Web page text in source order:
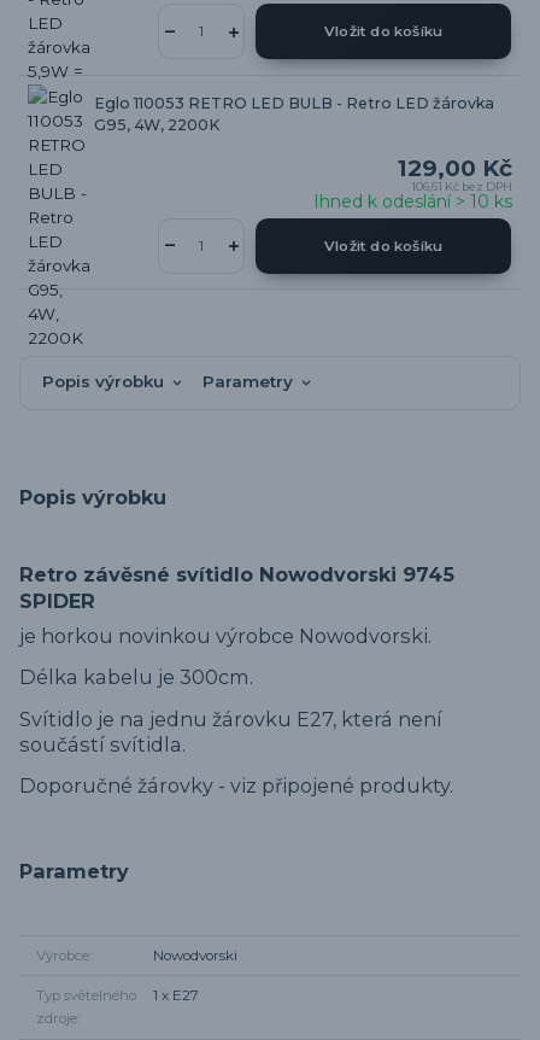
Vložit do košíku
Eglo 110053 RETRO LED BULB - Retro LED žárovka
G95, 4W, 2200K
129,00 Kč
106,61 Kč bez DPH
Ihned k odeslání > 10 ks
Vložit do košíku
Popis výrobku Parametry
Popis výrobku
Retro závěsné svítidlo Nowodvorski 9745
SPIDER
je horkou novinkou výrobce Nowodvorski.
Délka kabelu je 300cm.
Svítidlo je na jednu žárovku E27, která není
součástí svítidla.
Doporučné žárovky - viz připojené produkty.
Parametry
Výrobce Nowodvorski
Typ světelného
zdroje
1 x E27